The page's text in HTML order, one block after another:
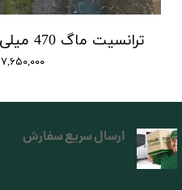
۷,۶۵۰,۰۰۰ تومان
ارسال سریع سفارش